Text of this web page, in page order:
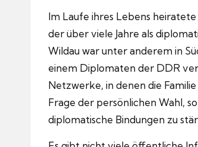
Im Laufe ihres Lebens
der über viele Jahre als
Wildau war unter anderem in
einem Diplomaten der DDR
Netzwerke, in denen die
Frage der persönlichen Wahl,
diplomatische Bindungen zu